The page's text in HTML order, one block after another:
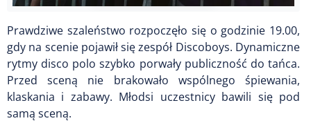
Prawdziwe szaleństwo rozpoczęło się o godzinie 19.00,
gdy na scenie pojawił się zespół Discoboys. Dynamiczne
rytmy disco polo szybko porwały publiczność do tańca.
Przed sceną nie brakowało wspólnego śpiewania,
klaskania i zabawy. Młodsi uczestnicy bawili się pod
samą sceną.